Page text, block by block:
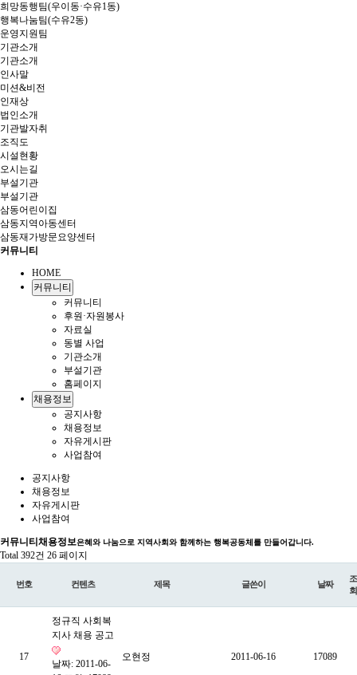
희망동행팀(우이동·수유1동)
행복나눔팀(수유2동)
운영지원팀
기관소개
기관소개
인사말
미션&비전
인재상
법인소개
기관발자취
조직도
시설현황
오시는길
부설기관
부설기관
삼동어린이집
삼동지역아동센터
삼동재가방문요양센터
커뮤니티
HOME
커뮤니티
커뮤니티
후원·자원봉사
자료실
동별 사업
기관소개
부설기관
홈페이지
채용정보
공지사항
채용정보
자유게시판
사업참여
공지사항
채용정보
자유게시판
사업참여
커뮤니티 채용정보은혜와 나눔으로 지역사회와 함께하는 행복공동체를 만들어갑니다.
Total 392건 26 페이지
번호 컨텐츠 제목 글쓴이 날짜
조
회
17
정규직 사회복
지사 채용 공고
날짜: 2011-06-
오현정 2011-06-16 17089